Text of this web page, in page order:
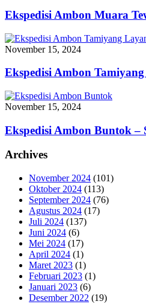
Ekspedisi Ambon Muara
November 15, 2024
Ekspedisi Ambon
November 15, 2024
Ekspedisi Ambon Buntok –
Archives
November 2024 (101)
Oktober 2024 (113)
September 2024 (76)
Agustus 2024 (17)
Juli 2024 (137)
Juni 2024 (6)
Mei 2024 (17)
April 2024 (1)
Maret 2023 (1)
Februari 2023 (1)
Januari 2023 (6)
Desember 2022 (19)